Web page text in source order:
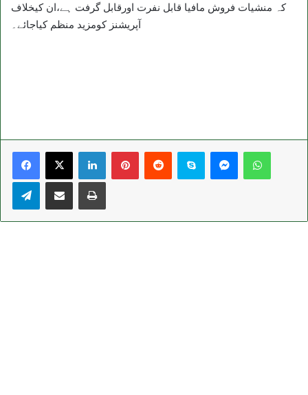
کہ منشیات فروش مافیا قابل نفرت اورقابل گرفت ہے،ان کیخلاف
آپریشنز کومزید منظم کیاجائے۔
LinkedInPinterestReddit Skype Messenger
TelegramShare via Email Print